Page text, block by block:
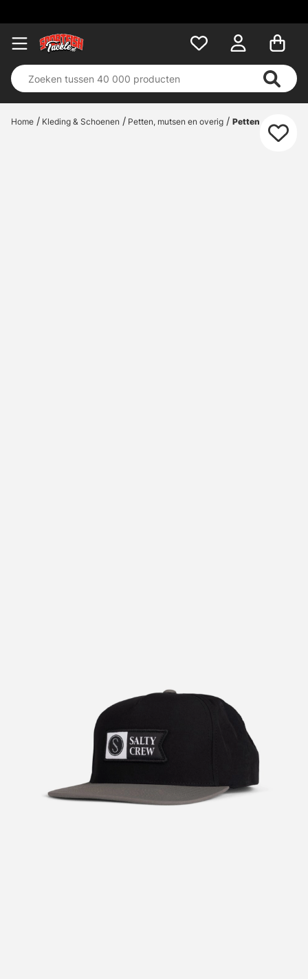
Home Kleding & Schoenen Petten, mutsen en overig Petten